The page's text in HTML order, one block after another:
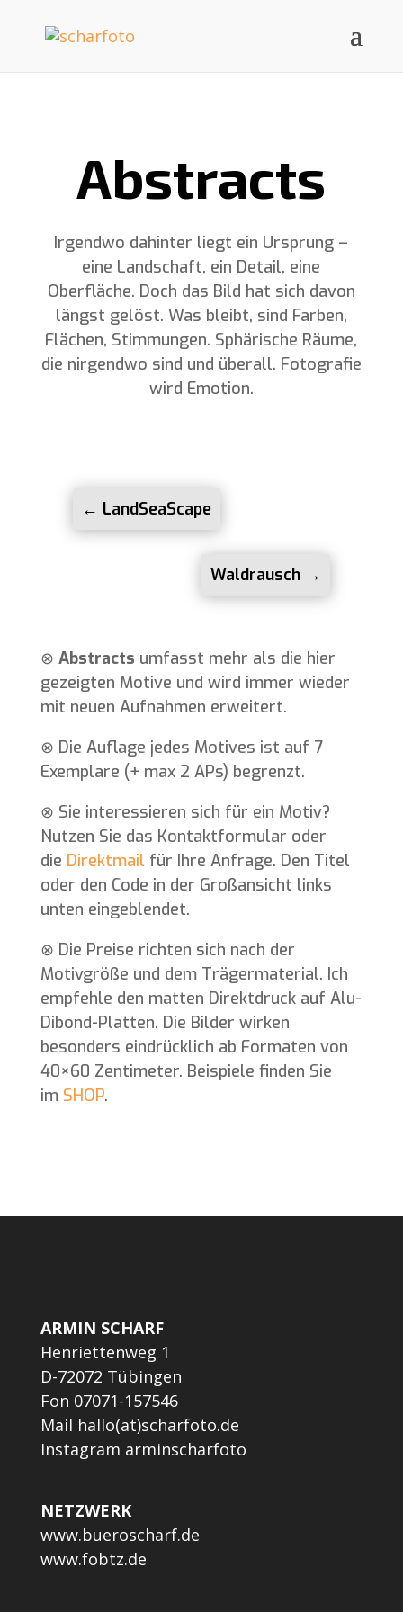
Abstracts
Irgendwo dahinter liegt ein Ursprung –
eine Landschaft, ein Detail, eine
Oberfläche. Doch das Bild hat sich davon
längst gelöst. Was bleibt, sind Farben,
Flächen, Stimmungen. Sphärische Räume,
die nirgendwo sind und überall. Fotografie
wird Emotion.
← LandSeaScape
Waldrausch →
⊗ Abstracts umfasst mehr als die hier
gezeigten Motive und wird immer wieder
mit neuen Aufnahmen erweitert.
⊗ Die Auflage jedes Motives ist auf 7
Exemplare (+ max 2 APs) begrenzt.
⊗ Sie interessieren sich für ein Motiv?
Nutzen Sie das Kontaktformular oder
die Direktmail für Ihre Anfrage. Den Titel
oder den Code in der Großansicht links
unten eingeblendet.
⊗ Die Preise richten sich nach der
Motivgröße und dem Trägermaterial. Ich
empfehle den matten Direktdruck auf Alu-
Dibond-Platten. Die Bilder wirken
besonders eindrücklich ab Formaten von
40×60 Zentimeter. Beispiele finden Sie
im SHOP.
ARMIN SCHARF
Henriettenweg 1
D-72072 Tübingen
Fon 07071-157546
Mail hallo(at)scharfoto.de
Instagram arminscharfoto
NETZWERK
www.bueroscharf.de
www.fobtz.de